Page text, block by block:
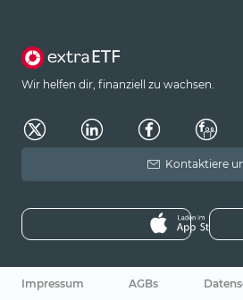
Wir helfen dir, finanziell zu wachsen.
Kontaktiere
Impressum AGBs